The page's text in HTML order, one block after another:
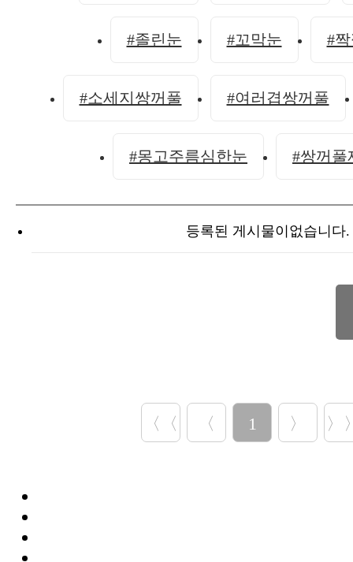
#졸린눈 #꼬막눈 #
#소세지쌍꺼풀 #여러겹쌍꺼풀
#몽고주름심한눈 #쌍꺼풀
등록된 게시물이없습니다.
〈〈 〈 1 〉 〉